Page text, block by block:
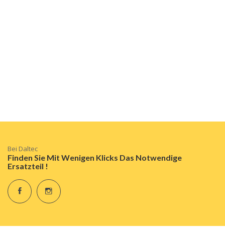
Bei Daltec
Finden Sie Mit Wenigen Klicks Das Notwendige
Ersatzteil !